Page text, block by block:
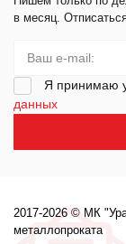
в месяц.
Я принимаю
данных
2017-2026 © МК
металлопроката